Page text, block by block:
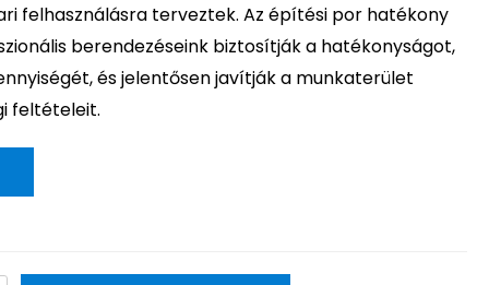
felhasználásra terveztek. Az építési por hatékony
berendezéseink biztosítják a hatékonyságot,
és jelentősen javítják a munkaterület
feltételeit.